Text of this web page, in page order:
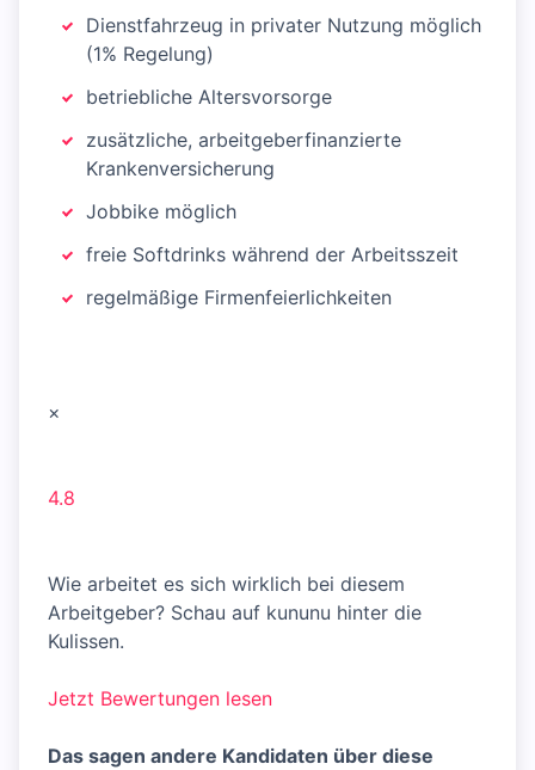
Dienstfahrzeug in privater Nutzung möglich
(1% Regelung)
betriebliche Altersvorsorge
zusätzliche, arbeitgeberfinanzierte
Krankenversicherung
Jobbike möglich
freie Softdrinks während der Arbeitsszeit
regelmäßige Firmenfeierlichkeiten
×
4.8
Wie arbeitet es sich wirklich bei diesem
Arbeitgeber? Schau auf kununu hinter die
Kulissen.
Jetzt Bewertungen lesen
Das sagen andere Kandidaten über diese